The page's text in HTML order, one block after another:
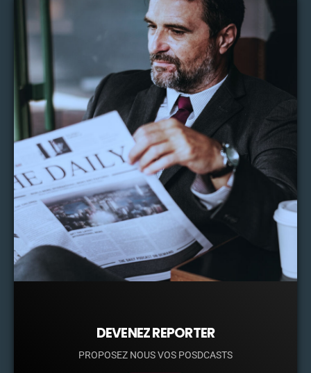
DEVENEZ REPORTER
PROPOSEZ NOUS VOS POSDCASTS